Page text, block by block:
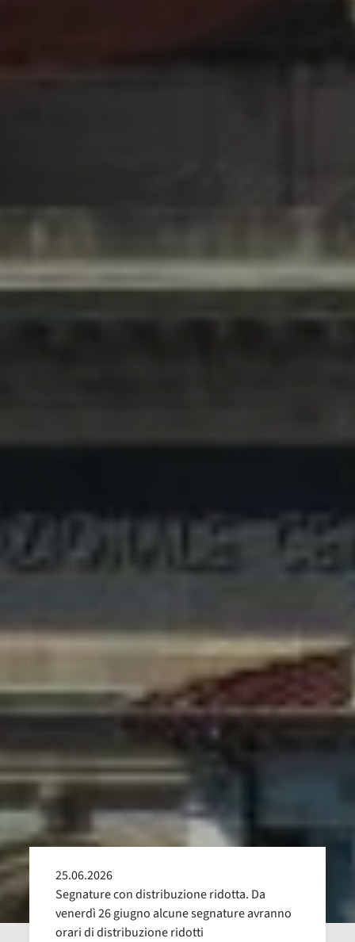
25.06.2026
Segnature con distribuzione ridotta. Da
venerdì 26 giugno alcune segnature avranno
orari di distribuzione ridotti